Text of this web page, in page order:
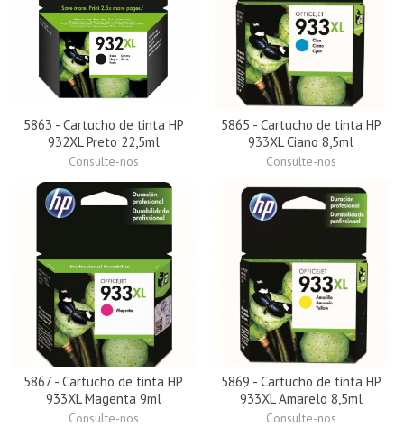
5863 - Cartucho de tinta HP
932XL Preto 22,5ml
Consulte-nos
5865 - Cartucho de tinta HP
933XL Ciano 8,5ml
Consulte-nos
5867 - Cartucho de tinta HP
933XL Magenta 9ml
Consulte-nos
5869 - Cartucho de tinta HP
933XL Amarelo 8,5ml
Consulte-nos